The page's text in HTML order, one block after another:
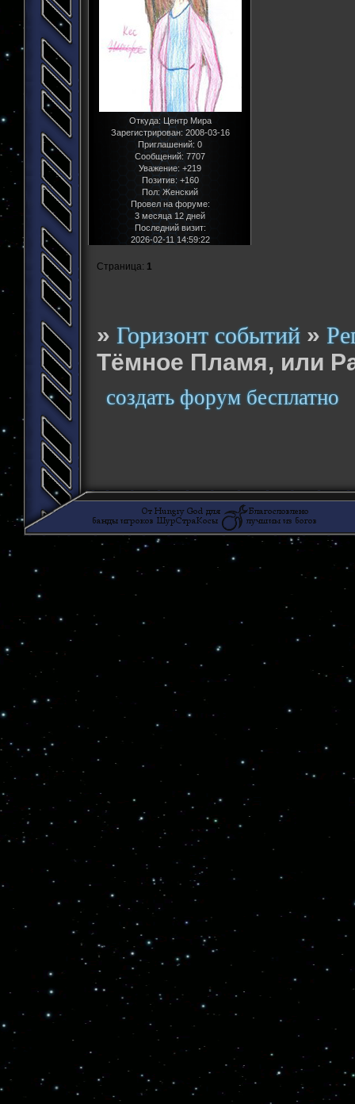
Откуда:Центр Мира
Зарегистрирован: 2008-03-16
Приглашений: 0
Сообщений: 7707
Уважение: +219
Позитив: +160
Пол:Женский
Провел на форуме:
3 месяца 12 дней
Последний визит:
2026-02-11 14:59:22
Страница: 1
»Горизонт событий »
Тёмное Пламя, или
создать форум бесплатно